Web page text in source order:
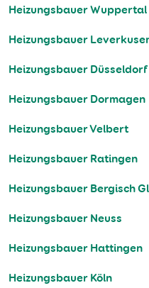
Heizungsbauer Wuppertal
Heizungsbauer
Heizungsbauer Düsseldorf
Heizungsbauer Dormagen
Heizungsbauer Velbert
Heizungsbauer Ratingen
Heizungsbauer Bergisch
Heizungsbauer Neuss
Heizungsbauer Hattingen
Heizungsbauer Köln